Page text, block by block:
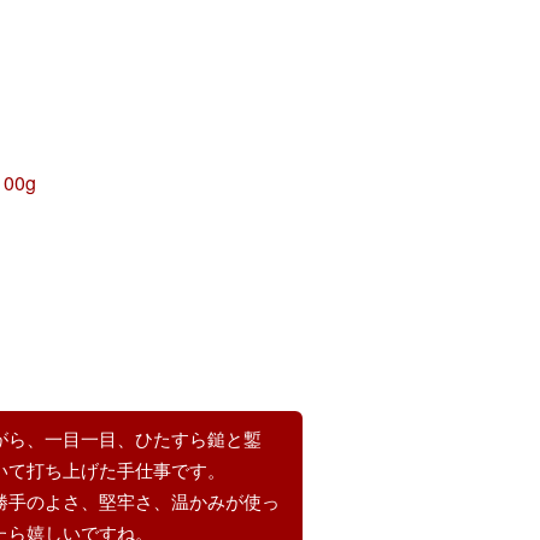
、一目一目、ひたすら鎚と鏨
打ち上げた手仕事です。
のよさ、堅牢さ、温かみが使っ
嬉しいですね。